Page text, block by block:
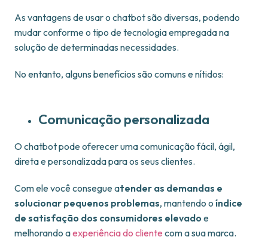
As vantagens de usar o chatbot são diversas, podendo
mudar conforme o tipo de tecnologia empregada na
solução de determinadas necessidades.
No entanto, alguns benefícios são comuns e nítidos:
Comunicação personalizada
O chatbot pode oferecer uma comunicação fácil, ágil,
direta e personalizada para os seus clientes.
Com ele você consegue atender as demandas e
solucionar pequenos problemas, mantendo o índice
de satisfação dos consumidores elevado e
melhorando aexperiência do cliente com a sua marca.